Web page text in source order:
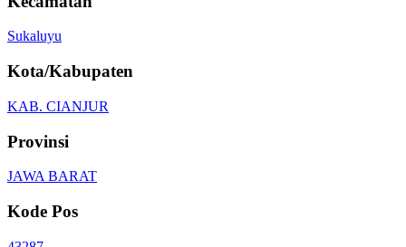
Sukaluyu
Kota/Kabupaten
KAB. CIANJUR
Provinsi
JAWA BARAT
Kode Pos